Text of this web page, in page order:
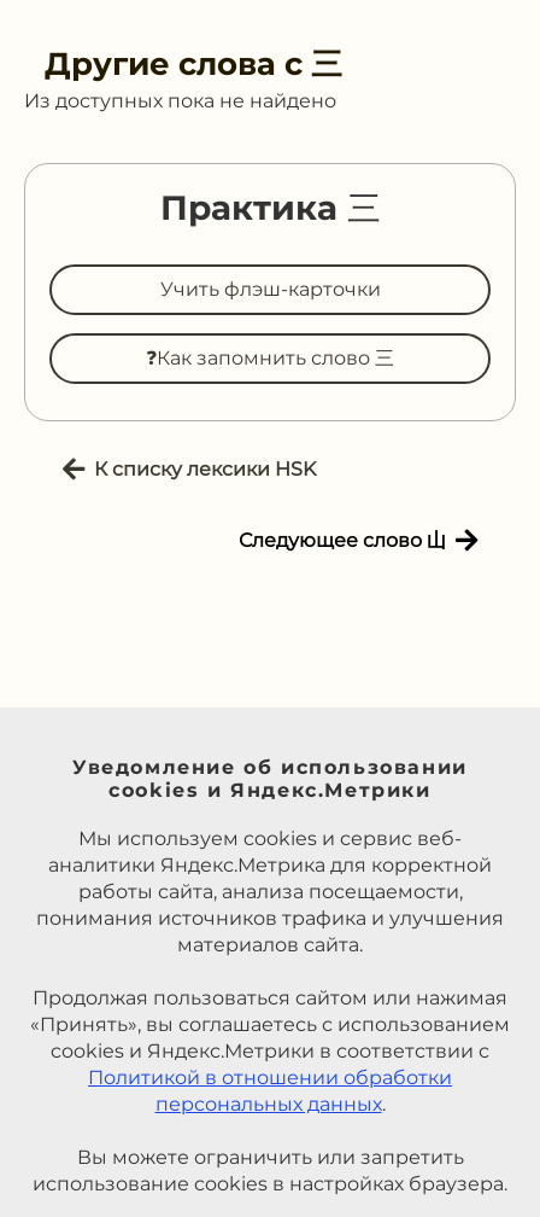
Другие слова с 三
Из доступных пока не найдено
Практика 三
Учить флэш-карточки
❓Как запомнить слово 三
К списку лексики HSK
Следующее слово 山
Уведомление об использовании
cookies и Яндекс.Метрики
Мы используем cookies и сервис веб-
аналитики Яндекс.Метрика для корректной
работы сайта, анализа посещаемости,
понимания источников трафика и улучшения
материалов сайта.
Продолжая пользоваться сайтом или нажимая
«Принять», вы соглашаетесь с использованием
cookies и Яндекс.Метрики в соответствии с
Политикой в отношении обработки
персональных данных.
Вы можете ограничить или запретить
использование cookies в настройках браузера.